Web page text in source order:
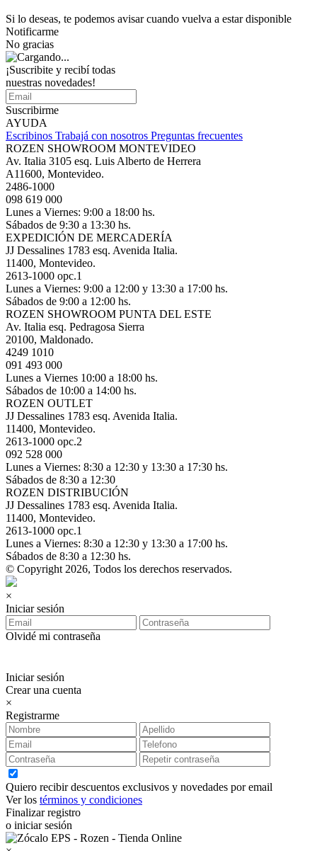
Si lo deseas, te podemos avisar cuando vuelva a estar disponible
Notificarme
No gracias
¡Suscribite y recibí todas
nuestras novedades!
Suscribirme
AYUDA
Escribinos Trabajá con nosotros Preguntas frecuentes
ROZEN SHOWROOM MONTEVIDEO
Av. Italia 3105 esq. Luis Alberto de Herrera
A11600, Montevideo.
2486-1000
098 619 000
Lunes a Viernes: 9:00 a 18:00 hs.
Sábados de 9:30 a 13:30 hs.
EXPEDICIÓN DE MERCADERÍA
JJ Dessalines 1783 esq. Avenida Italia.
11400, Montevideo.
2613-1000 opc.1
Lunes a Viernes: 9:00 a 12:00 y 13:30 a 17:00 hs.
Sábados de 9:00 a 12:00 hs.
ROZEN SHOWROOM PUNTA DEL ESTE
Av. Italia esq. Pedragosa Sierra
20100, Maldonado.
4249 1010
091 493 000
Lunes a Viernes 10:00 a 18:00 hs.
Sábados de 10:00 a 14:00 hs.
ROZEN OUTLET
JJ Dessalines 1783 esq. Avenida Italia.
11400, Montevideo.
2613-1000 opc.2
092 528 000
Lunes a Viernes: 8:30 a 12:30 y 13:30 a 17:30 hs.
Sábados de 8:30 a 12:30
ROZEN DISTRIBUCIÓN
JJ Dessalines 1783 esq. Avenida Italia.
11400, Montevideo.
2613-1000 opc.1
Lunes a Viernes: 8:30 a 12:30 y 13:30 a 17:00 hs.
Sábados de 8:30 a 12:30 hs.
© Copyright 2026, Todos los derechos reservados.
×
Iniciar sesión
Olvidé mi contraseña
Iniciar sesión
Crear una cuenta
×
Registrarme
Quiero recibir descuentos exclusivos y novedades por email
Ver los términos y condiciones
Finalizar registro
o iniciar sesión